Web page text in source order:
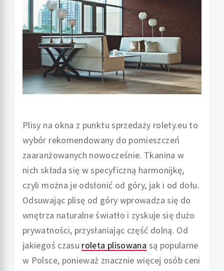
Plisy na okna z punktu sprzedaży rolety.eu to
wybór rekomendowany do pomieszczeń
zaaranżowanych nowocześnie. Tkanina w
nich składa się w specyficzną harmonijkę,
czyli można je odsłonić od góry, jak i od dołu.
Odsuwając plisę od góry wprowadza się do
wnętrza naturalne światło i zyskuje się dużo
prywatności, przysłaniając część dolną. Od
jakiegoś czasu roleta plisowana są popularne
w Polsce, ponieważ znacznie więcej osób ceni